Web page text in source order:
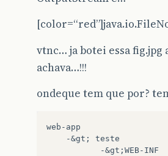
vtnc… ja botei essa fig.jpg
achava…!!!
ondeque tem que por?
web-app
    -&gt; teste
           -&gt;WEB-INF